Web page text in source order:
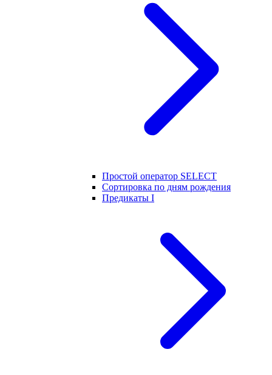
Простой оператор SELECT
Сортировка по дням рождения
Предикаты I